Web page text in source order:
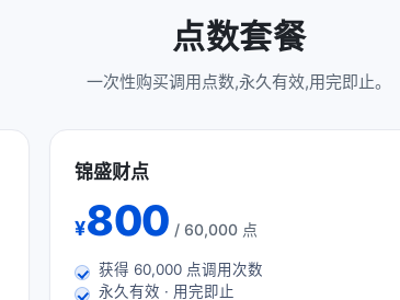
点数套餐
一次性购买调用点数,永久有效,用完即止。
锦盛财点
¥800 / 60,000 点
获得 60,000 点调用次数
永久有效 · 用完即止